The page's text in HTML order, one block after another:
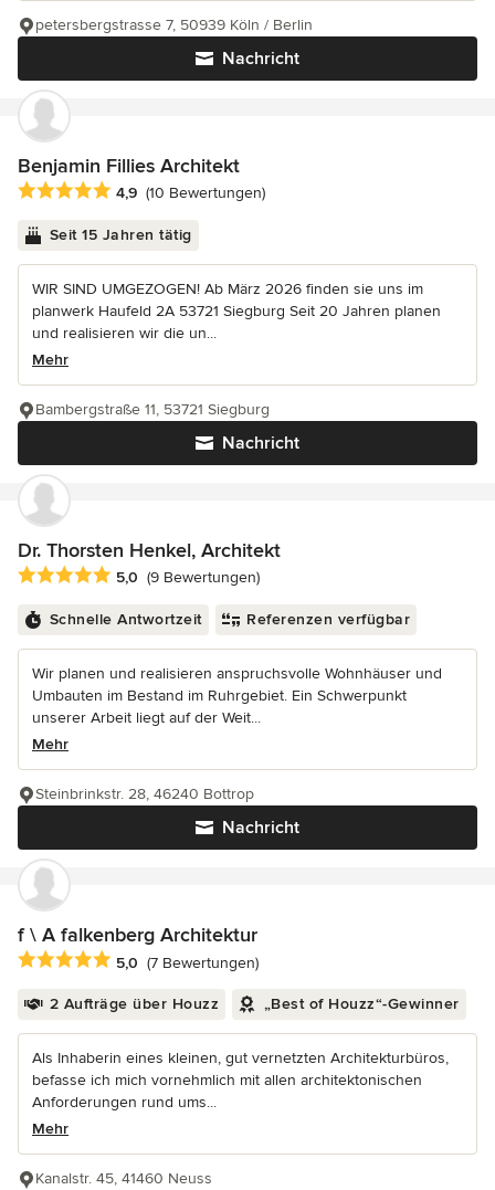
Nachricht
petersbergstrasse 7, 50939 Köln / Berlin
Benjamin Fillies Architekt
Durchschnittliche Bewertung: 4.9 von 5 Sternen
4,9 (10 Bewertungen)
Seit 15 Jahren tätig
WIR SIND UMGEZOGEN! Ab März 2026 finden sie uns im
planwerk Haufeld 2A 53721 Siegburg Seit 20 Jahren planen
und realisieren wir die un...
Mehr
Nachricht
Bambergstraße 11, 53721 Siegburg
Dr. Thorsten Henkel, Architekt
Durchschnittliche Bewertung: 5 von 5 Sternen
5,0 (9 Bewertungen)
Schnelle Antwortzeit Referenzen verfügbar
Wir planen und realisieren anspruchsvolle Wohnhäuser und
Umbauten im Bestand im Ruhrgebiet. Ein Schwerpunkt
unserer Arbeit liegt auf der Weit...
Mehr
Nachricht
Steinbrinkstr. 28, 46240 Bottrop
f \ A falkenberg Architektur
Durchschnittliche Bewertung: 5 von 5 Sternen
5,0 (7 Bewertungen)
2 Aufträge über Houzz „Best of Houzz“-Gewinner
Als Inhaberin eines kleinen, gut vernetzten Architekturbüros,
befasse ich mich vornehmlich mit allen architektonischen
Anforderungen rund ums...
Mehr
Kanalstr. 45, 41460 Neuss